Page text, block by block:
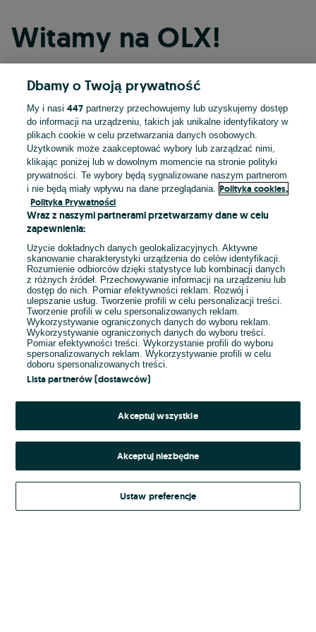
Witamy na OLX!
Kontynuuj przez Facebooka
Kontynuuj przez konto Apple
Kontynuuj przez konto Google
LUB
E-mail
Hasło
Kontynuując za pośrednictwem jednego z dostawców wskazanych powyżej,
Regulamin serwisu OLX.pl w jego aktualnym brzmieniu.
Dbamy o Twoją prywatność
My i nasi447 partnerzy przechowujemy lub uzyskujemy dostęp
do informacji na urządzeniu, takich jak unikalne identyfikatory w
plikach cookie w celu przetwarzania danych osobowych.
Użytkownik może zaakceptować wybory lub zarządzać nimi,
klikając poniżej lub w dowolnym momencie na stronie polityki
prywatności. Te wybory będą sygnalizowane naszym partnerom
i nie będą miały wpływu na dane przeglądania.
Polityka cookies,
Polityka Prywatności
Wraz z naszymi partnerami przetwarzamy dane w celu
zapewnienia:
Użycie dokładnych danych geolokalizacyjnych. Aktywne
skanowanie charakterystyki urządzenia do celów identyfikacji.
Rozumienie odbiorców dzięki statystyce lub kombinacji danych
z różnych źródeł. Przechowywanie informacji na urządzeniu lub
dostęp do nich. Pomiar efektywności reklam. Rozwój i
ulepszanie usług. Tworzenie profili w celu personalizacji treści.
Tworzenie profili w celu spersonalizowanych reklam.
Wykorzystywanie ograniczonych danych do wyboru reklam.
Wykorzystywanie ograniczonych danych do wyboru treści.
Pomiar efektywności treści. Wykorzystanie profili do wyboru
spersonalizowanych reklam. Wykorzystywanie profili w celu
doboru spersonalizowanych treści.
Lista partnerów (dostawców)
Akceptuj wszystkie
Akceptuj niezbędne
Ustaw preferencje